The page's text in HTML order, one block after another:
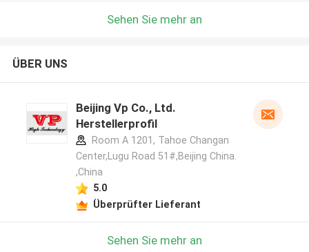
Sehen Sie mehr an
ÜBER UNS
Beijing Vp Co., Ltd.
Herstellerprofil
Room A 1201, Tahoe Changan
Center,Lugu Road 51#,Beijing China.
,China
5.0
Überprüfter Lieferant
Sehen Sie mehr an